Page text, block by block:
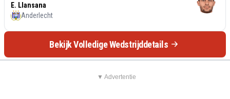
E. Llansana
Anderlecht
Bekijk Volledige Wedstrijddetails
▼ Advertentie